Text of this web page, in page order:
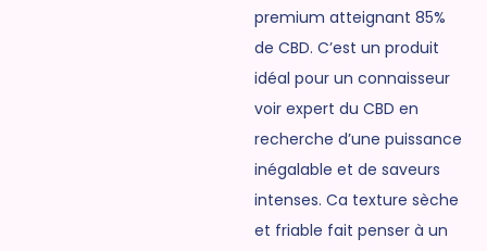
premium atteignant 85%
de CBD. C’est un produit
idéal pour un connaisseur
voir expert du CBD en
recherche d’une puissance
inégalable et de saveurs
intenses. Ca texture sèche
et friable fait penser à un